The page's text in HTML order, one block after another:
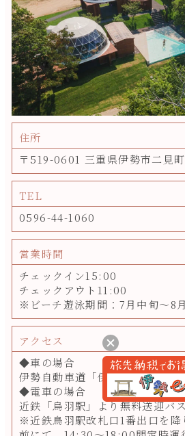
住所
〒519-0601 三重県伊勢市二見
TEL
0596-44-1060
営業時間
チェックイン15:00
チェックアウト11:00
※ビーチ遊泳期間：7月中旬～8
アクセス
◆車の場合
伊勢自動車道「伊勢」ICより約
◆電車の場合
近鉄「鳥羽駅」より無料送迎バ
※近鉄鳥羽駅改札口1番出口を降